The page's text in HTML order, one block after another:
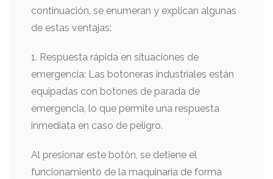
continuación, se enumeran y explican algunas
de estas ventajas:
1. Respuesta rápida en situaciones de
emergencia: Las botoneras industriales están
equipadas con botones de parada de
emergencia, lo que permite una respuesta
inmediata en caso de peligro.
Al presionar este botón, se detiene el
funcionamiento de la maquinaria de forma